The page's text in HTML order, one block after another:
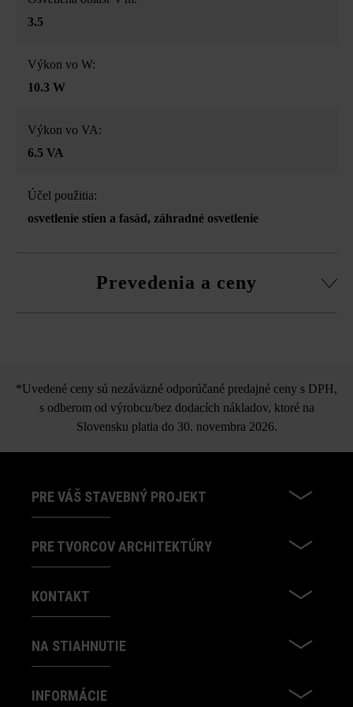
3.5
Výkon vo W:
10.3 W
Výkon vo VA:
6.5 VA
Účel použitia:
osvetlenie stien a fasád, záhradné osvetlenie
Prevedenia a ceny
*Uvedené ceny sú nezáväzné odporúčané predajné ceny s DPH,
s odberom od výrobcu/bez dodacích nákladov, ktoré na
Slovensku platia do 30. novembra 2026.
PRE VÁŠ STAVEBNÝ PROJEKT
PRE TVORCOV ARCHITEKTÚRY
KONTAKT
NA STIAHNUTIE
INFORMÁCIE